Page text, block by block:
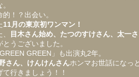
！？出会い。
11月の東京初ワンマン！
目木さん始め、たつのすけさん、太一
とうございました。
GREEN」も出演丸2年。
さん、けんけんさんホンマお世話になっ
行きましょう！！